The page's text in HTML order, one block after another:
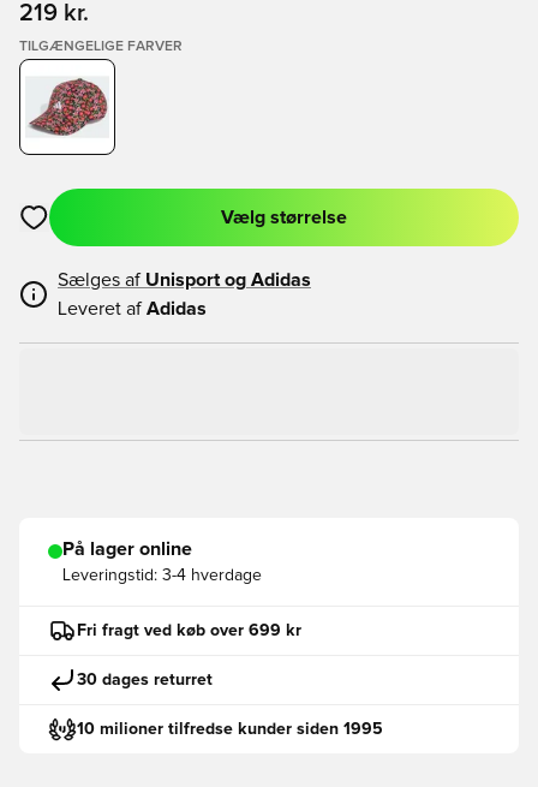
219 kr.
TILGÆNGELIGE FARVER
Åbner en Modal til at logge ind eller tilmelde dig som medlem
Vælg størrelse
Sælges af Unisport og Adidas
Leveret af Adidas
På lager online
Leveringstid: 3-4 hverdage
Fri fragt ved køb over 699 kr
30 dages returret
10 milioner tilfredse kunder siden 1995